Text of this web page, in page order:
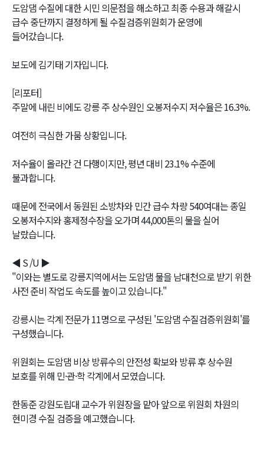
도암댐 수질에 대한 시민 의문점을 해소하고 최종 수용과 해갈시
급수 중단까지 결정하게 될 수질검증위원회가 운영에
들어갔습니다.
보도에 김기태 기자입니다.
[리포터]
주말에 내린 비에도 강릉 주 상수원인 오봉저수지 저수율은 16.3%.
여전히 극심한 가뭄 상황입니다.
저수율이 올라간 건 다행이지만, 평년 대비 23.1% 수준에
불과합니다.
때문에 전국에서 동원된 소방차와 민간 급수 차량 540여대는 종일
오봉저수지와 홍제정수장을 오가며 44,000톤의 물을 실어
날랐습니다.
◀ S /U ▶
"이와는 별도로 강릉지역에서는 도암댐 물을 남대천으로 받기 위한
사전 준비 작업도 속도를 높이고 있습니다."
강릉시는 각계 전문가 11명으로 구성된 '도암댐 수질검증위원회'를
구성했습니다.
위원회는 도암댐 비상 방류수의 안전성 확보와 방류 후 상수원
보호를 위해 민·관·학 각계에서 모였습니다.
한동준 강원도립대 교수가 위원장을 맡아 앞으로 위원회 차원의
현미경 수질 검증을 예고했습니다.